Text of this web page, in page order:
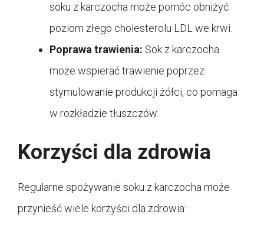
soku z karczocha może pomóc obniżyć
poziom złego cholesterolu LDL we krwi.
Poprawa trawienia: Sok z karczocha
może wspierać trawienie poprzez
stymulowanie produkcji żółci, co pomaga
w rozkładzie tłuszczów.
Korzyści dla zdrowia
Regularne spożywanie soku z karczocha może
przynieść wiele korzyści dla zdrowia: